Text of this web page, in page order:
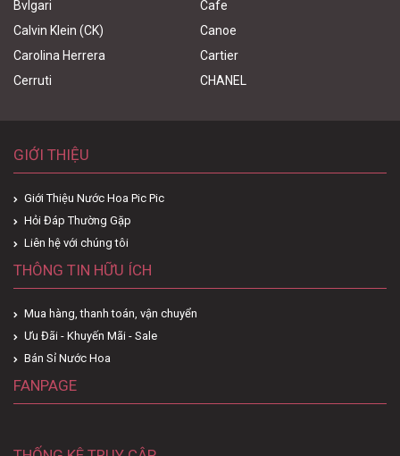
Bvlgari
Cafe
Calvin Klein (CK)
Canoe
Carolina Herrera
Cartier
Cerruti
CHANEL
GIỚI THIỆU
Giới Thiệu Nước Hoa Pic Pic
Hỏi Đáp Thường Gặp
Liên hệ với chúng tôi
THÔNG TIN HỮU ÍCH
Mua hàng, thanh toán, vận chuyển
Ưu Đãi - Khuyến Mãi - Sale
Bán Sỉ Nước Hoa
FANPAGE